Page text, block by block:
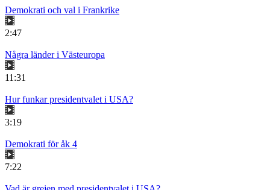
Demokrati och val i Frankrike
2:47
Några länder i Västeuropa
11:31
Hur funkar presidentvalet i USA?
3:19
Demokrati för åk 4
7:22